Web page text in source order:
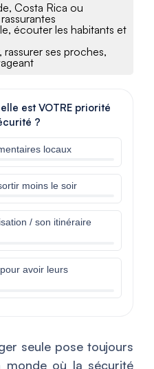
Costa Rica ou
écouter les habitants et
rassurer ses proches,
est VOTRE priorité
?
locaux
moins le soir
/ son itinéraire
avoir leurs
seule pose toujours
monde où la sécurité